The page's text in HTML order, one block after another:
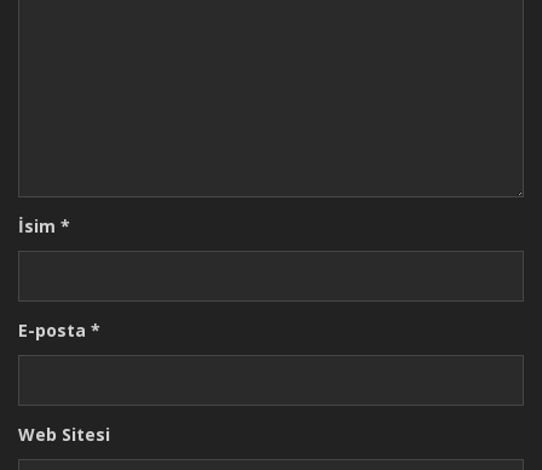
İsim *
E-posta *
Web Sitesi